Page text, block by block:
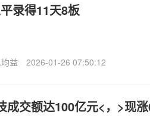
录得11天8板
益 2026-01-26 07:50:12
成交额达100亿元<，>现